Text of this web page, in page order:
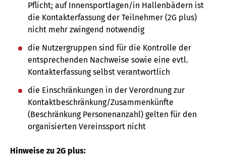
Pflicht; auf Innensportlagen/in Hallenbädern ist
die Kontakterfassung der Teilnehmer (2G plus)
nicht mehr zwingend notwendig
die Nutzergruppen sind für die Kontrolle der
entsprechenden Nachweise sowie eine evtl.
Kontakterfassung selbst verantwortlich
die Einschränkungen in der Verordnung zur
Kontaktbeschränkung/Zusammenkünfte
(Beschränkung Personenanzahl) gelten für den
organisierten Vereinssport nicht
Hinweise zu 2G plus: